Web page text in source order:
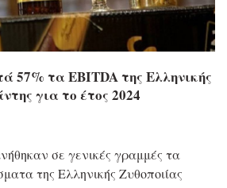
57% τα EBITDA της Ελληνικής
για το έτος 2024
σε γενικές γραμμές τα
της Ελληνικής Ζυθοποιίας